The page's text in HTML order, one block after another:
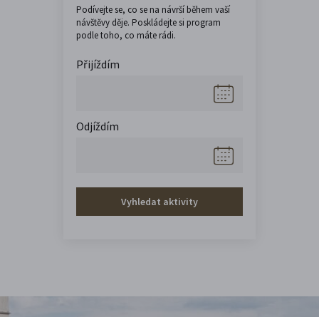
Podívejte se, co se na návrší během vaší
návštěvy děje. Poskládejte si program
podle toho, co máte rádi.
Přijíždím
Odjíždím
Vyhledat aktivity